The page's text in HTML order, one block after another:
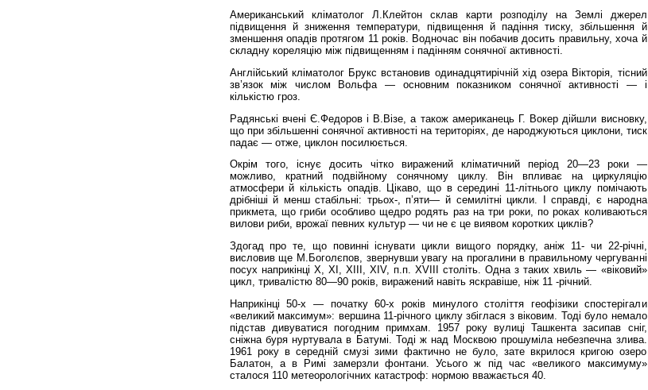
Американський кліматолог Л.Клейтон склав карти розподілу на Землі джерел
підвищення й зниження температури, підвищення й падіння тиску, збільшення й
зменшення опадів протягом 11 років. Водночас він побачив досить правильну, хоча й
складну кореляцію між підвищенням і падінням сонячної активності.
Англійський кліматолог Брукс встано­вив одинадцятирічній хід озера Вікторія, тісний
зв’язок між числом Вольфа — основним показником сонячної актив­ності — і
кількістю гроз.
Радянські вчені Є.Федоров і В.Візе, а також американець Г. Вокер дійшли висновку,
що при збільшенні сонячної активності на територіях, де народжу­ються циклони, тиск
падає — отже, цик­лон посилюється.
Окрім того, існує досить чітко вира­жений кліматичний період 20—23 ро­ки —
можливо, кратний подвійному со­нячному циклу. Він впливає на цирку­ляцію
атмосфери й кількість опадів. Ці­каво, що в середині 11-літнього циклу помічають
дрібніші й менш стабільні: трьох-, п’яти— й семилітні цикли. І справ­ді, є народна
прикмета, що гриби особливо щедро родять раз на три роки, по роках коливаються
вилови ри­би, врожаї певних культур — чи не є це виявом коротких циклів?
Здогад про те, що повинні існу­вати цикли вищого порядку, аніж 11- чи 22-річні,
висловив ще М.Боголєпов, звернувши увагу на прогалини в пра­вильному чергуванні
посух наприкінці X, XI, XIII, XIV, п.п. XVIII століть. Одна з таких хвиль — «віковий»
цикл, тривалістю 80—90 років, вираже­ний навіть яскравіше, ніж 11 -річний.
Наприкінці 50-х — початку 60-х років минулого століття геофізики спостерігали
«великий максимум»: вершина 11-річного циклу збіглася з віковим. Тоді було немало
підстав дивуватися погодним примхам. 1957 року вулиці Ташкента засипав сніг,
сніжна буря нуртувала в Батумі. Тоді ж над Москвою прошуміла небезпечна злива.
1961 року в середній смузі зими фактично не було, зате вкрилося кригою озеро
Балатон, а в Римі замерзли фонтани. Усього ж під час «великого максимуму»
сталося 110 метеорологічних катастроф: нормою вважається 40.